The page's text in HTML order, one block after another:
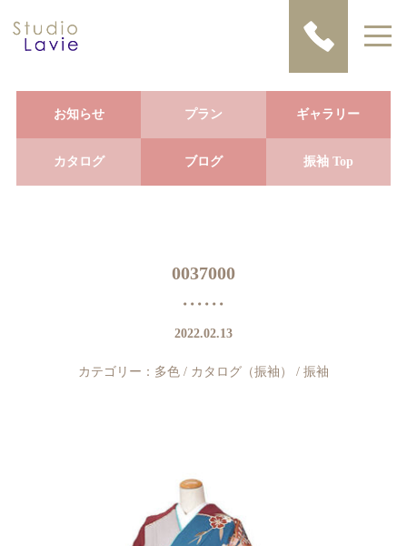
お知らせ プラン ギャラリー
カタログ ブログ 振袖 Top
0037000
2022.02.13
カテゴリー： 多色 / カタログ（振袖） / 振袖